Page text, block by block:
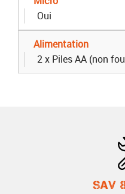
Oui
Alimentation
2 x Piles AA (non
SAV